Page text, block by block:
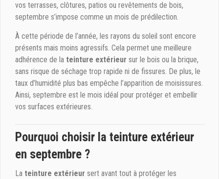
vos terrasses, clôtures, patios ou revêtements de bois,
septembre s’impose comme un mois de prédilection.
À cette période de l’année, les rayons du soleil sont encore
présents mais moins agressifs. Cela permet une meilleure
adhérence de la teinture extérieur sur le bois ou la brique,
sans risque de séchage trop rapide ni de fissures. De plus, le
taux d’humidité plus bas empêche l’apparition de moisissures.
Ainsi, septembre est le mois idéal pour protéger et embellir
vos surfaces extérieures.
Pourquoi choisir la teinture extérieur
en septembre ?
La teinture extérieur sert avant tout à protéger les